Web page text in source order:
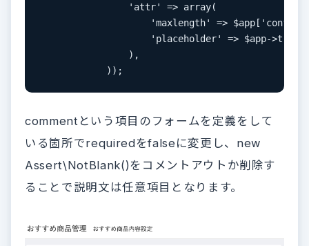
                'attr' => array(
'maxlength' =>
'placeholder' => $app-
                ),
            ));
commentという項目のフォームを定義をして
いる箇所でrequiredをfalseに変更し、new
Assert\NotBlank()をコメントアウトか削除す
ることで説明文は任意項目となります。